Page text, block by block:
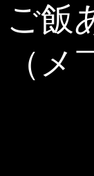
ご飯
（